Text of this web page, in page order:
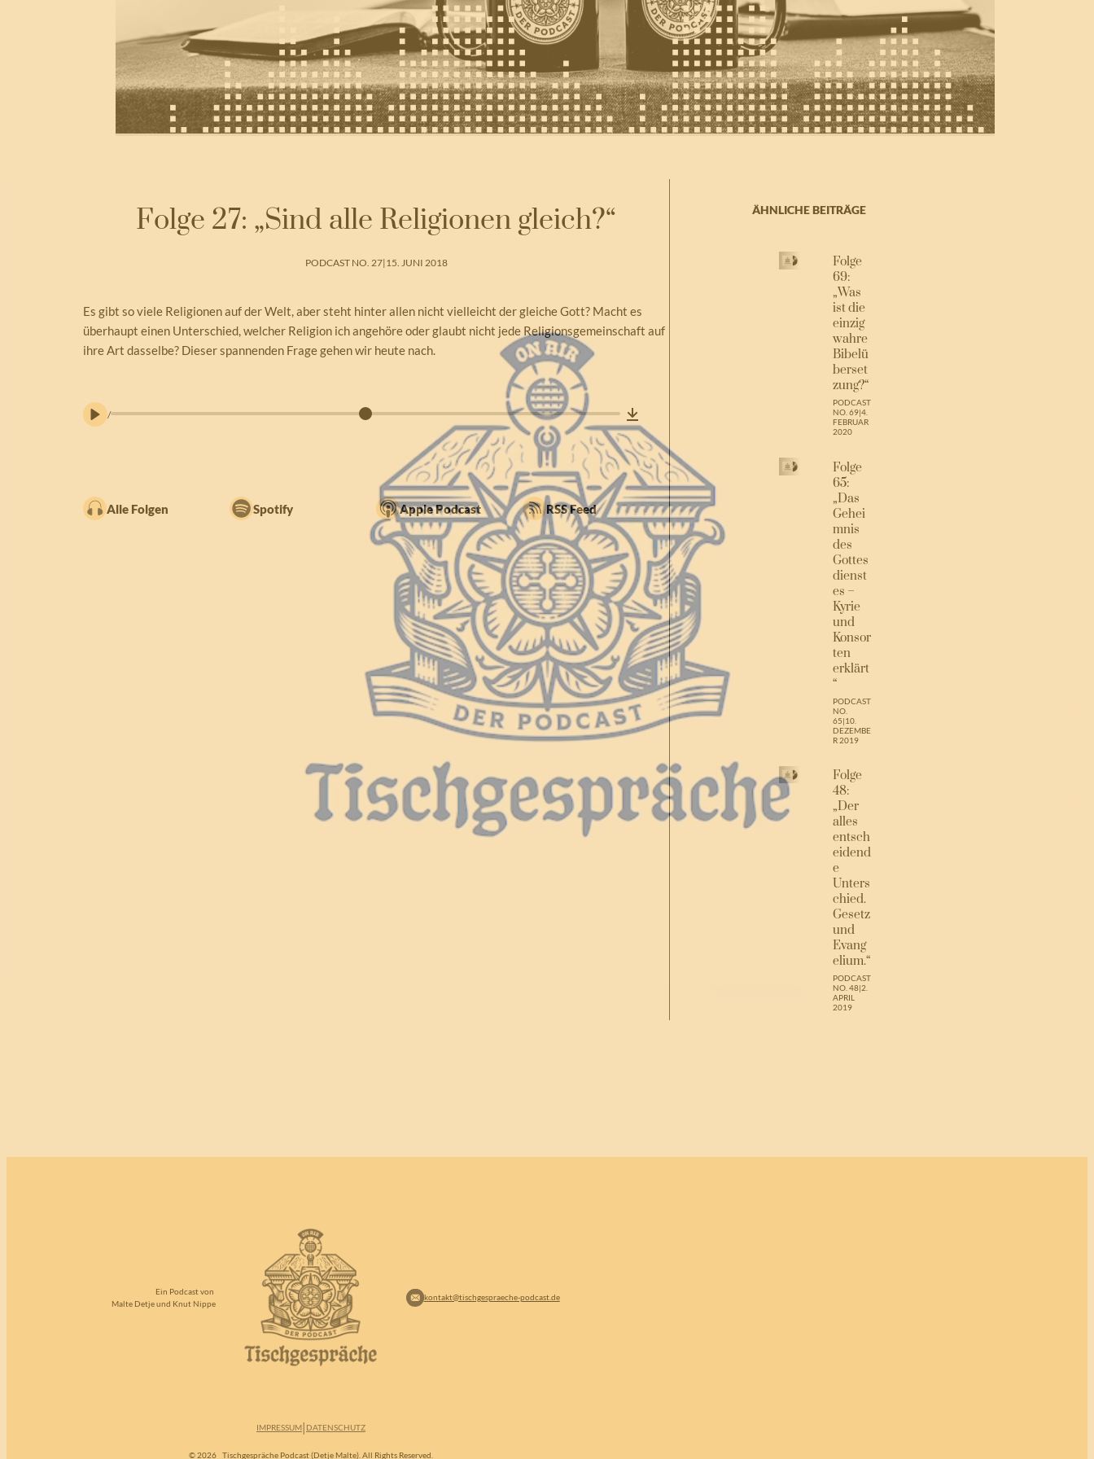
Folge 27: „Sind alle Religionen gleich?“
PODCAST NO. 27|15. JUNI 2018
Es gibt so viele Religionen auf der Welt, aber steht hinter allen nicht vielleicht der gleiche Gott? Macht es
überhaupt einen Unterschied, welcher Religion ich angehöre oder glaubt nicht jede Religionsgemeinschaft auf
ihre Art dasselbe? Dieser spannenden Frage gehen wir heute nach.
/
Alle Folgen Spotify Apple Podcast RSS Feed
ÄHNLICHE BEITRÄGE
Folge
69:
„Was
ist die
einzig
wahre
Bibelü
berset
zung?“
PODCAST
NO. 69|4.
FEBRUAR
2020
Folge
65:
„Das
Gehei
mnis
des
Gottes
dienst
es –
Kyrie
und
Konsor
ten
erklärt
“
PODCAST
NO.
65|10.
DEZEMBE
R 2019
Folge
48:
„Der
alles
entsch
eidend
e
Unters
chied.
Gesetz
und
Evang
elium.“
PODCAST
NO. 48|2.
APRIL
2019
Ein Podcast von
Malte Detje und Knut Nippe
kontakt@tischgespraeche-podcast.de
IMPRESSUM| DATENSCHUTZ
© 2026 Tischgespräche Podcast (Detje Malte). All Rights Reserved.